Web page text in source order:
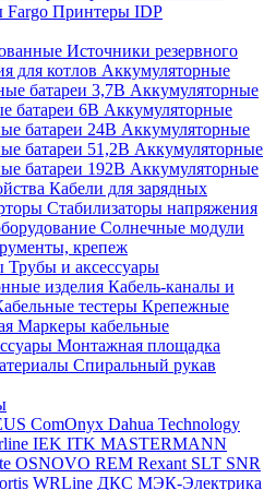
Fargo Принтеры IDP
Источники резервного
для котлов Аккумуляторные
батареи 3,7В Аккумуляторные
батареи 6В Аккумуляторные
батареи 24В Аккумуляторные
батареи 51,2В Аккумуляторные
батареи 192В Аккумуляторные
Кабели для зарядных
Стабилизаторы напряжения
Солнечные модули
крепеж
Трубы и аксессуары
изделия Кабель-каналы и
тестеры Крепежные
Маркеры кабельные
Монтажная площадка
Спиральный рукав
ComOnyx Dahua Technology
IEK ITK MASTERMANN
OSNOVO REM Rexant SLT SNR
WRLine ДКС МЭК-Электрика